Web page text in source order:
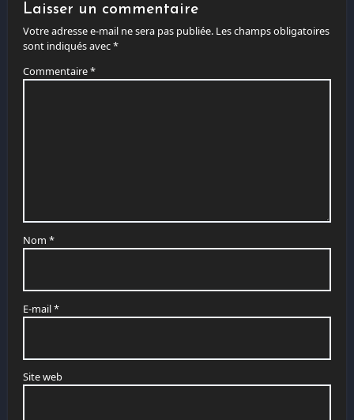
Laisser un commentaire
Votre adresse e-mail ne sera pas publiée. Les champs obligatoires
sont indiqués avec*
Commentaire*
Nom *
E-mail*
Site web